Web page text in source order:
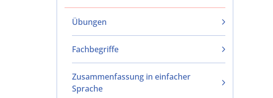
Übungen
Fachbegriffe
Zusammenfassung in einfacher
Sprache